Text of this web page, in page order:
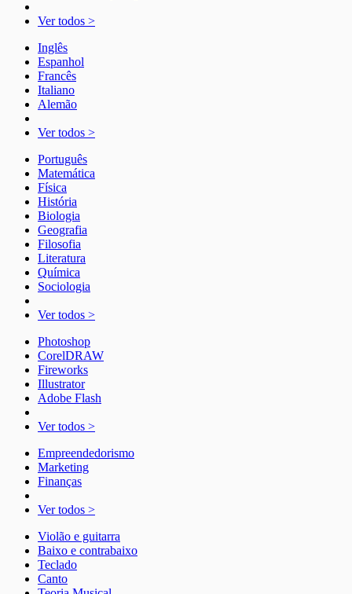
Ver todos >
Inglês
Espanhol
Francês
Italiano
Alemão
Ver todos >
Português
Matemática
Física
História
Biologia
Geografia
Filosofia
Literatura
Química
Sociologia
Ver todos >
Photoshop
CorelDRAW
Fireworks
Illustrator
Adobe Flash
Ver todos >
Empreendedorismo
Marketing
Finanças
Ver todos >
Violão e guitarra
Baixo e contrabaixo
Teclado
Canto